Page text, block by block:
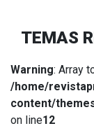
TEMAS
Warning: Array
/home/
content/
on line12